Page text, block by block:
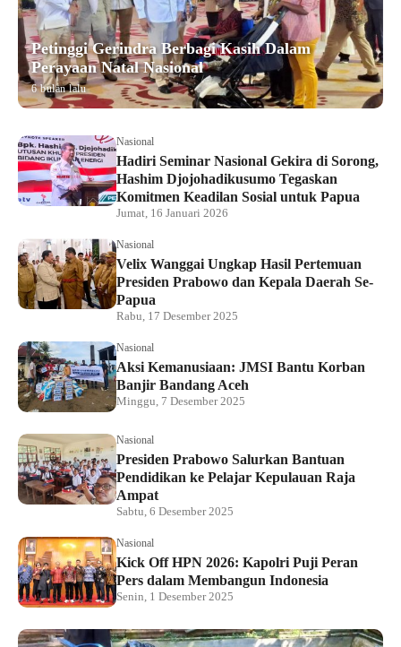
Petinggi Gerindra Berbagi Kasih Dalam
Perayaan Natal Nasional
6 bulan lalu
Nasional
Hadiri Seminar Nasional Gekira di Sorong,
Hashim Djojohadikusumo Tegaskan
Komitmen Keadilan Sosial untuk Papua
Jumat, 16 Januari 2026
Nasional
Velix Wanggai Ungkap Hasil Pertemuan
Presiden Prabowo dan Kepala Daerah Se-
Papua
Rabu, 17 Desember 2025
Nasional
Aksi Kemanusiaan: JMSI Bantu Korban
Banjir Bandang Aceh
Minggu, 7 Desember 2025
Nasional
Presiden Prabowo Salurkan Bantuan
Pendidikan ke Pelajar Kepulauan Raja
Ampat
Sabtu, 6 Desember 2025
Nasional
Kick Off HPN 2026: Kapolri Puji Peran
Pers dalam Membangun Indonesia
Senin, 1 Desember 2025